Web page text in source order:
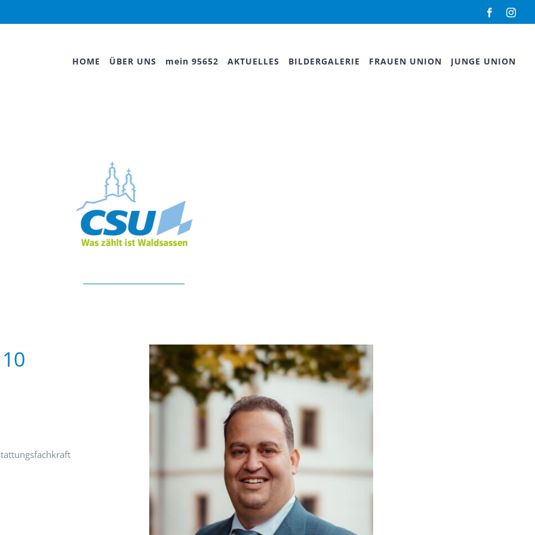
Facebook
HOME ÜBER UNS mein 95652 AKTUELLES BILDERGALERIE FRAUEN UNION JUNGE UNION